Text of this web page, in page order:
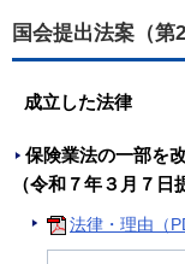
国会提出法案（第
成立した法律
保険業法の一部を
（令和７年３月７日
法律・理由（